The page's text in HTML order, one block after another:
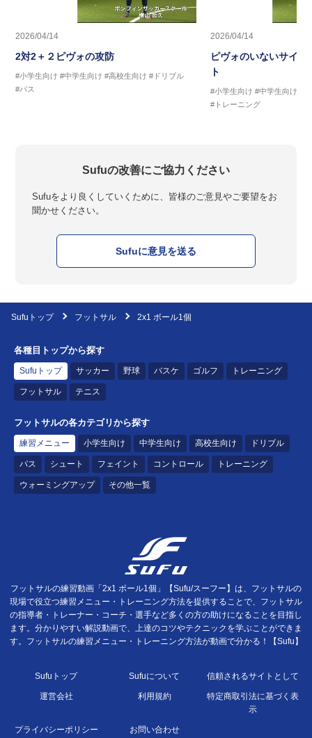
2026/04/14
2対2＋２ピヴォの攻防
#小学生向け #中学生向け #高校生向け #ドリブル
#パス
2026/04/14
ピヴォのいないサイド
ト
#小学生向け #中学生向け
#トレーニング
Sufuの改善にご協力ください
Sufuをより良くしていくために、皆様のご意見やご要望をお
聞かせください。
Sufuに意見を送る
Sufuトップ フットサル 2x1 ボール1個
各種目トップから探す
Sufuトップ サッカー 野球 バスケ ゴルフ トレーニング
フットサル テニス
フットサルの各カテゴリから探す
練習メニュー 小学生向け 中学生向け 高校生向け ドリブル
パス シュート フェイント コントロール トレーニング
ウォーミングアップ その他一覧
フットサルの練習動画「2x1 ボール1個」【Sufu/スーフー】は、フットサルの
現場で役立つ練習メニュー・トレーニング方法を提供することで、フットサル
の指導者・トレーナー・コーチ・選手など多くの方の助けになることを目指し
ます。分かりやすい解説動画で、上達のコツやテクニックを学ぶことができま
す。フットサルの練習メニュー・トレーニング方法が動画で分かる！【Sufu】
Sufuトップ Sufuについて 信頼されるサイトとして
運営会社 利用規約
特定商取引法に基づく表
示
プライバシーポリシー お問い合わせ